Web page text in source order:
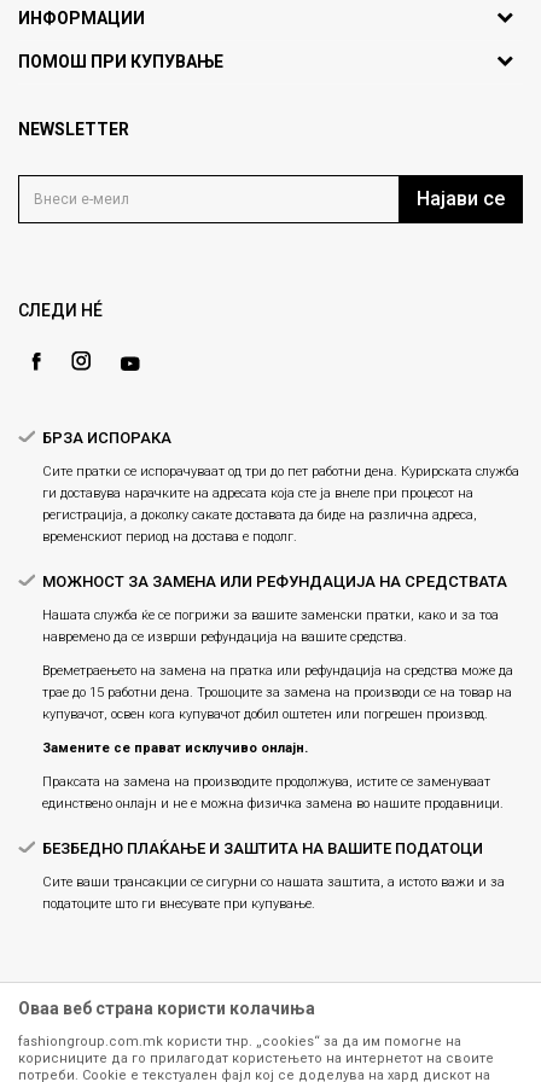
ИНФОРМАЦИИ
За нас
Продавници
Блог
Gift Card
ПОМОШ ПРИ КУПУВАЊЕ
Политика на приватност
Како да купите
Замена и рефундација на производи
NEWSLETTER
Најави се
СЛЕДИ НÉ
БРЗА ИСПОРАКА
Сите пратки се испорачуваат од три до пет работни дена. Курирската служба
ги доставува нарачките на адресата која сте ја внеле при процесот на
регистрација, а доколку сакате доставата да биде на различна адреса,
временскиот период на достава е подолг.
МОЖНОСТ ЗА ЗАМЕНА ИЛИ РЕФУНДАЦИЈА НА СРЕДСТВАТА
Нашата служба ќе се погрижи за вашите заменски пратки, како и за тоа
навремено да се изврши рефундација на вашите средства.
Времетраењето на замена на пратка или рефундацијa на средства може да
трае до 15 работни дена. Трошоците за замена на производи се на товар на
купувачот, освен кога купувачот добил оштетен или погрешен производ.
Замените се прават исклучиво онлајн.
Праксата на замена на производите продолжува, истите се заменуваат
единствено онлајн и не е можна физичка замена во нашите продавници.
БЕЗБЕДНО ПЛАЌАЊЕ И ЗАШТИТА НА ВАШИТЕ ПОДАТОЦИ
Сите ваши трансакции се сигурни со нашата заштита, а истото важи и за
податоците што ги внесувате при купување.
Оваа веб страна користи колачиња
fashiongroup.com.mk користи тнр. „cookies“ за да им помогне на
корисниците да го прилагодат користењето на интернетот на своите
потреби. Cookie е текстуален фајл кој се доделува на хард дискот на